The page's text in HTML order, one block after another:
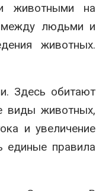
животными на
между людьми и
животных.
Здесь обитают
виды животных,
и увеличение
единые правила
загрузку
воды